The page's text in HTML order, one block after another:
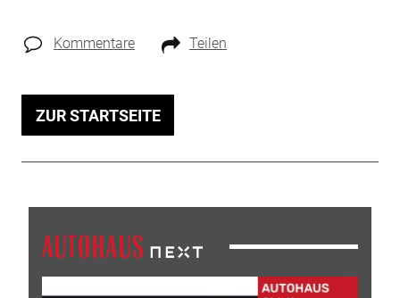
Kommentare Teilen
ZUR STARTSEITE